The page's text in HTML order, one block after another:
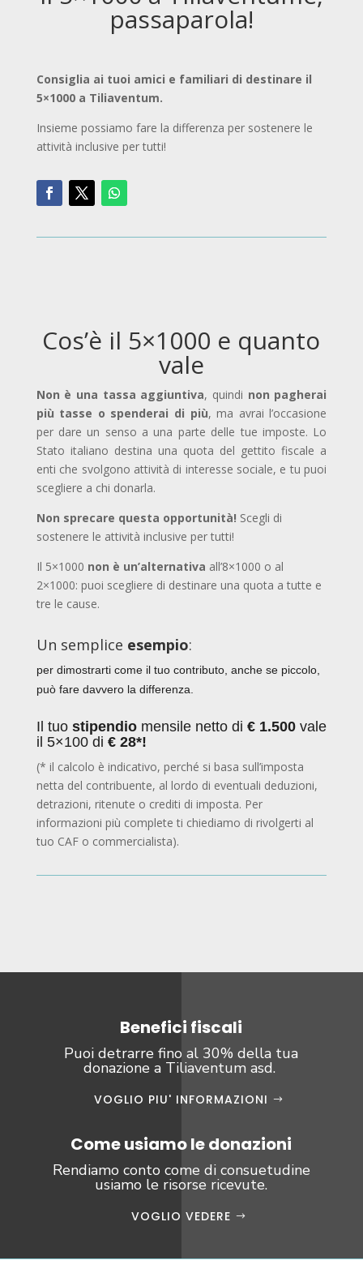
passaparola!
Consiglia ai tuoi amici e familiari di destinare il
5×1000 a Tiliaventum.
Insieme possiamo fare la differenza per sostenere le
attività inclusive per tutti!
Cos’è il 5×1000 e quanto
vale
Non è una tassa aggiuntiva, quindi non pagherai
più tasse o spenderai di più, ma avrai l’occasione
per dare un senso a una parte delle tue imposte. Lo
Stato italiano destina una quota del gettito fiscale a
enti che svolgono attività di interesse sociale, e tu puoi
scegliere a chi donarla.
Non sprecare questa opportunità! Scegli di
sostenere le attività inclusive per tutti!
Il 5×1000 non è un’alternativa all’8×1000 o al
2×1000: puoi scegliere di destinare una quota a tutte e
tre le cause.
Un semplice esempio:
per dimostrarti come il tuo contributo, anche se piccolo,
può fare davvero la differenza.
Il tuo stipendiomensile netto di € 1.500vale
il 5×100 di € 28*!
(* il calcolo è indicativo, perché si basa sull’imposta
netta del contribuente, al lordo di eventuali deduzioni,
detrazioni, ritenute o crediti di imposta. Per
informazioni più complete ti chiediamo di rivolgerti al
tuo CAF o commercialista).
Benefici fiscali
Puoi detrarre fino al 30% della tua
donazione a Tiliaventum asd.
VOGLIO PIU' INFORMAZIONI
Come usiamo le donazioni
Rendiamo conto come di consuetudine
usiamo le risorse ricevute.
VOGLIO VEDERE